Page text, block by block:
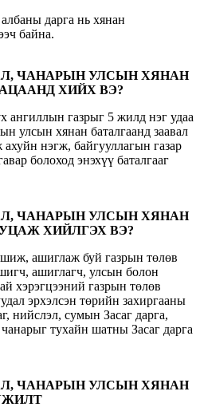
дарга нь хянан
байна.
ЧАНАРЫН УЛСЫН ХЯНАН
ХИЙХ ВЭ?
ангиллын газрыг 5 жилд нэг удаа
улсын хянан баталгаанд заавал
нэгж, байгууллагын газар
болоход энэхүү баталгааг
ЧАНАРЫН УЛСЫН ХЯНАН
ХИЙЛГЭХ ВЭ?
ашиглаж буй газрын төлөв
ашиглагч, улсын болон
хэрэгцээний газрын төлөв
эрхэлсэн төрийн захиргааны
нийслэл, сумын Засаг дарга,
тухайн шатны Засаг дарга
ЧАНАРЫН УЛСЫН ХЯНАН